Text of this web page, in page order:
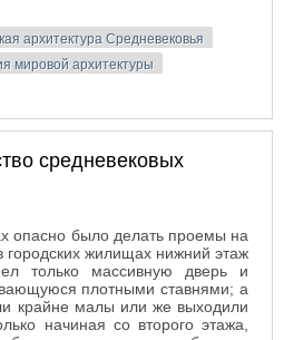
архитектура Средневековья
мировой архитектуры
средневековых
опасно было делать проемы на
городских жилищах нижний этаж
только массивную дверь и
плотными ставнями; а
крайне малы или же выходили
начиная со второго этажа,